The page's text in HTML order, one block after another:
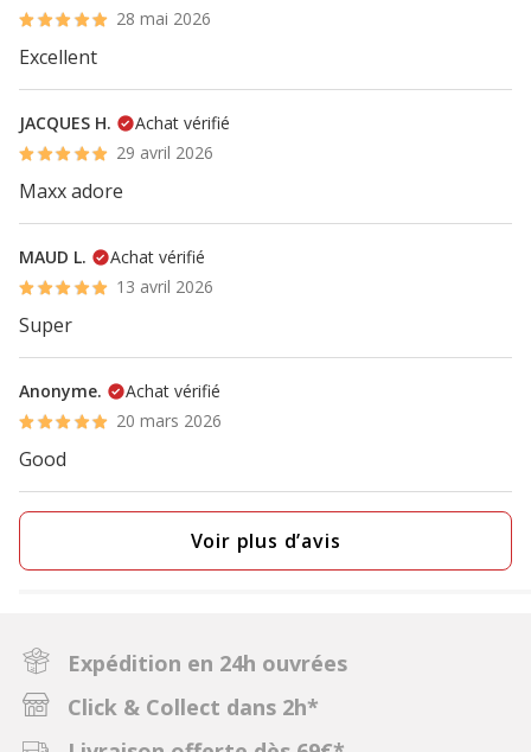
28 mai 2026
Excellent
JACQUES H.
Achat vérifié
29 avril 2026
Maxx adore
MAUD L.
Achat vérifié
13 avril 2026
Super
Anonyme.
Achat vérifié
20 mars 2026
Good
Voir plus d’avis
Expédition en 24h ouvrées
Click & Collect dans 2h*